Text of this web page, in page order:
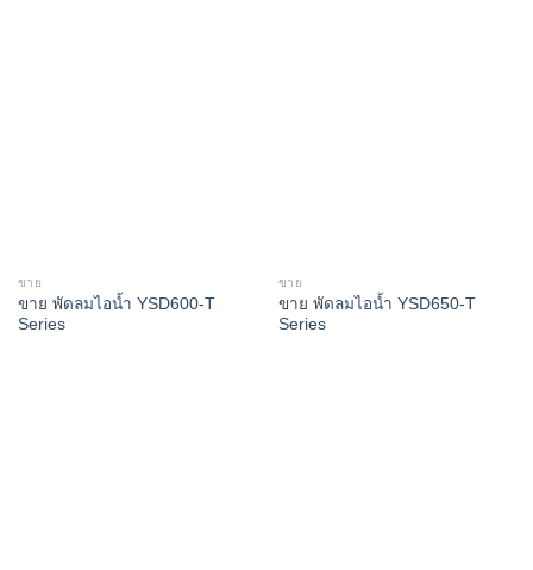
ขาย
ขาย พัดลมไอน้ำ YSD600-T
Series
ขาย
ขาย พัดลมไอน้ำ YSD650-T
Series